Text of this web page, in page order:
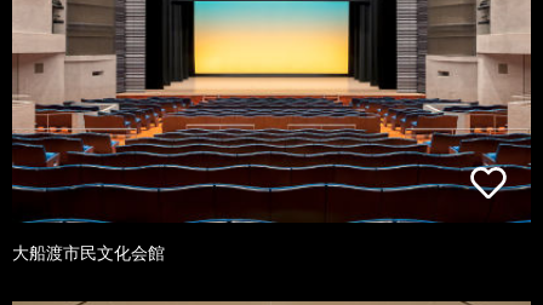
大船渡市民文化会館